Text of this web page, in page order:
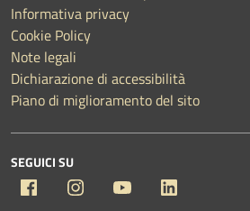
Informativa privacy
Cookie Policy
Note legali
Dichiarazione di accessibilità
Piano di miglioramento del sito
SEGUICI SU
Facebook Instagram YouTube